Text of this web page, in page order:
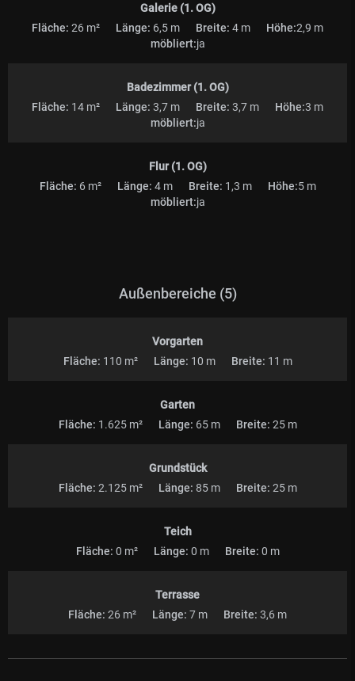
Galerie (1. OG)
Fläche: 26 m² Länge: 6,5 m Breite: 4 m Höhe:2,9 m
möbliert:ja
Badezimmer (1. OG)
Fläche: 14 m² Länge: 3,7 m Breite: 3,7 m Höhe:3 m
möbliert:ja
Flur (1. OG)
Fläche: 6 m² Länge: 4 m Breite: 1,3 m Höhe:5 m
möbliert:ja
Außenbereiche (5)
Vorgarten
Fläche: 110 m² Länge: 10 m Breite: 11 m
Garten
Fläche: 1.625 m² Länge: 65 m Breite: 25 m
Grundstück
Fläche: 2.125 m² Länge: 85 m Breite: 25 m
Teich
Fläche: 0 m² Länge: 0 m Breite: 0 m
Terrasse
Fläche: 26 m² Länge: 7 m Breite: 3,6 m